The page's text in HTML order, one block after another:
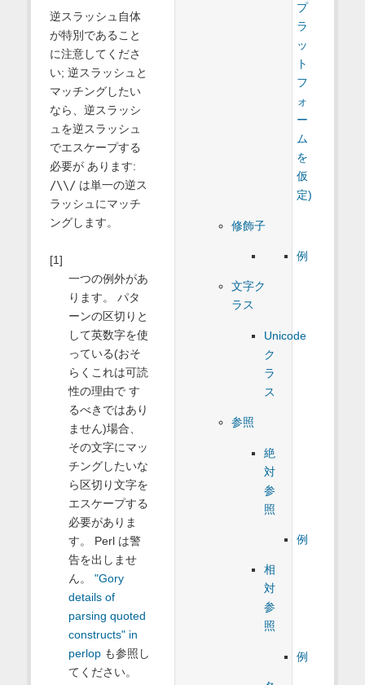
プ
ラ
ッ
ト
フ
ォ
ー
ム
を
仮
定)
修飾子
例
文字ク
ラス
Unicode
ク
ラ
ス
参照
絶
対
参
照
例
相
対
参
照
例
逆スラッシュ自体
が特別であること
に注意してくださ
い; 逆スラッシュと
マッチングしたい
なら、逆スラッシ
ュを逆スラッシュ
でエスケープする
必要が あります:
/\\/は単一の逆ス
ラッシュにマッチ
ングします。
[1]
一つの例外があ
ります。 パタ
ーンの区切りと
して英数字を使
っている(おそ
らくこれは可読
性の理由で す
るべきではあり
ません)場合、
その文字にマッ
チングしたいな
ら区切り文字を
エスケープする
必要がありま
す。 Perl は警
告を出しませ
ん。 "Gory
details of
parsing quoted
constructs" in
perlopも参照し
てください。